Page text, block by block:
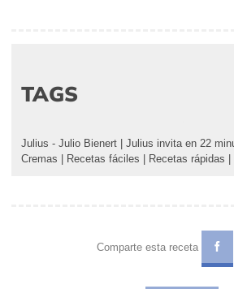
TAGS
Julius - Julio Bienert | Julius invita en 22
Cremas | Recetas fáciles | Recetas rápidas |
Comparte esta receta